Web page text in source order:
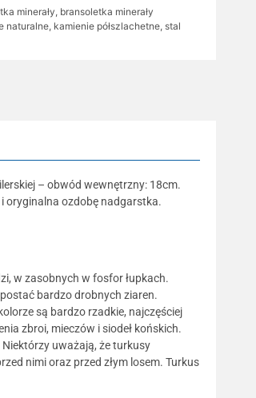
minerały bransoletka minerały
naturalne kamienie półszlachetne stal
– obwód wewnętrzny: 18cm.
oryginalna ozdobę nadgarstka.
w zasobnych w fosfor łupkach.
bardzo drobnych ziaren.
są bardzo rzadkie, najczęściej
zbroi, mieczów i siodeł końskich.
uważają, że turkusy
nimi oraz przed złym losem. Turkus